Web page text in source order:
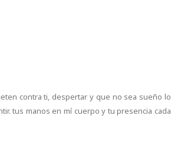
contra ti, despertar y que no sea sueño lo
tus manos en mí cuerpo y tu presencia cada